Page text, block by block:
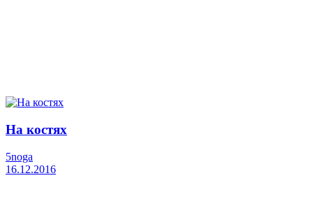
На костях
5noga
16.12.2016